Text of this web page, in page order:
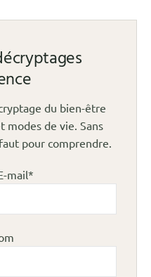
du bien-être
modes de vie. Sans
pour comprendre.
mail*